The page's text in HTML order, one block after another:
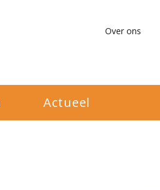
Over ons
Actueel